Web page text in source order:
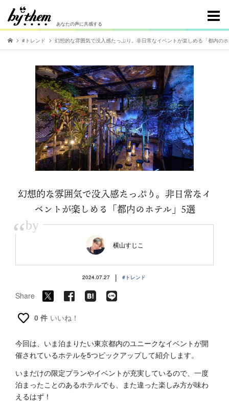
あなたの声に共感する
#トレンド 幻想的な雰囲気で没入感たっぷり。非日常なイベントが楽しめる「都内の
幻想的な雰囲気で没入感たっぷり。非日常なイ
ベントが楽しめる「都内のホテル」5選
“by
横山すじこ
2024.07.27 | #トレンド
Share
0 件 いいね！
今回は、いま泊まりたい東京都内のユニークなイベントが開
催されているホテルを5つピックアップして紹介します。
いまだけの限定プランやイベントが充実しているので、一度
泊まったことのあるホテルでも、また違った楽しみ方が味わ
えるはず！